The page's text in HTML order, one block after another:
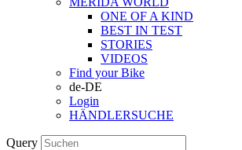
ONE OF A KIND
BEST IN TEST
STORIES
VIDEOS
Find your Bike
de-DE
Login
HÄNDLERSUCHE
Query